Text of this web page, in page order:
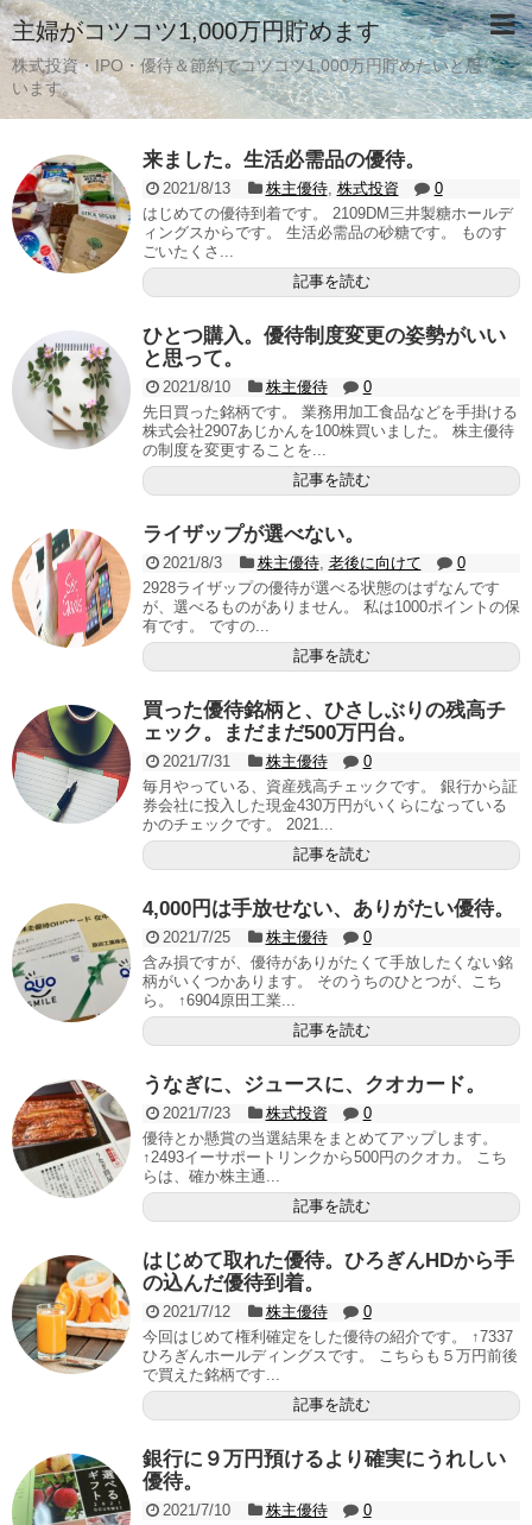
主婦がコツコツ1,000万円貯めます
株式投資・IPO・優待＆節約でコツコツ1,000万円貯めたいと思
います。
来ました。生活必需品の優待。
2021/8/13 株主優待, 株式投資
0
はじめての優待到着です。 2109DM三井製糖ホールデ
ィングスからです。 生活必需品の砂糖です。 ものす
ごいたくさ...
記事を読む
ひとつ購入。優待制度変更の姿勢がいい
と思って。
2021/8/10 株主優待
0
先日買った銘柄です。 業務用加工食品などを手掛ける
株式会社2907あじかんを100株買いました。 株主優待
の制度を変更することを...
記事を読む
ライザップが選べない。
2021/8/3 株主優待, 老後に向けて
0
2928ライザップの優待が選べる状態のはずなんです
が、選べるものがありません。 私は1000ポイントの保
有です。 ですの...
記事を読む
買った優待銘柄と、ひさしぶりの残高チ
ェック。まだまだ500万円台。
2021/7/31 株主優待
0
毎月やっている、資産残高チェックです。 銀行から証
券会社に投入した現金430万円がいくらになっている
かのチェックです。 2021...
記事を読む
4,000円は手放せない、ありがたい優待。
2021/7/25 株主優待
0
含み損ですが、優待がありがたくて手放したくない銘
柄がいくつかあります。 そのうちのひとつが、こち
ら。 ↑6904原田工業...
記事を読む
うなぎに、ジュースに、クオカード。
2021/7/23 株式投資
0
優待とか懸賞の当選結果をまとめてアップします。
↑2493イーサポートリンクから500円のクオカ。 こち
らは、確か株主通...
記事を読む
はじめて取れた優待。ひろぎんHDから手
の込んだ優待到着。
2021/7/12 株主優待
0
今回はじめて権利確定をした優待の紹介です。 ↑7337
ひろぎんホールディングスです。 こちらも５万円前後
で買えた銘柄です...
記事を読む
銀行に９万円預けるより確実にうれしい
優待。
2021/7/10 株主優待
0